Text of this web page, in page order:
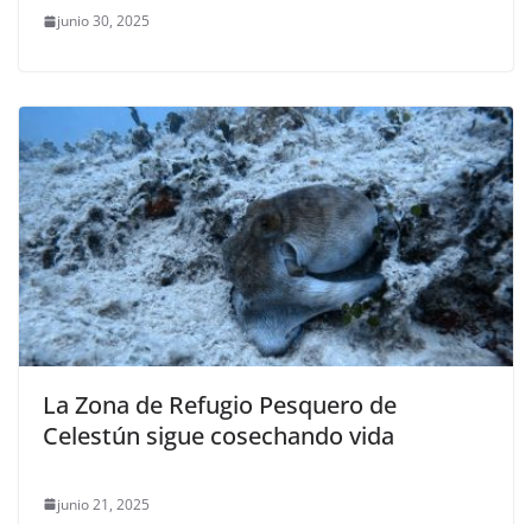
junio 30, 2025
La Zona de Refugio Pesquero de
Celestún sigue cosechando vida
junio 21, 2025